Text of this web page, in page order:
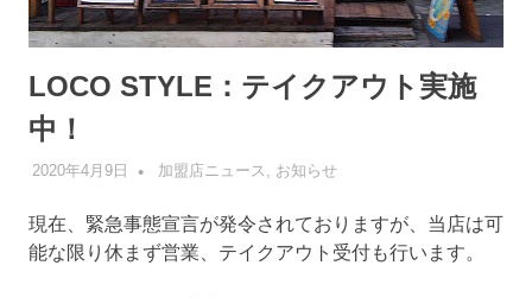
LOCO STYLE：テイクアウト実施
中！
2020年4月9日 管理者
加盟店ニュース お知らせ
現在、緊急事態宣言が発令されておりますが、当店は可
能な限り休まず営業、テイクアウト受付も行います。